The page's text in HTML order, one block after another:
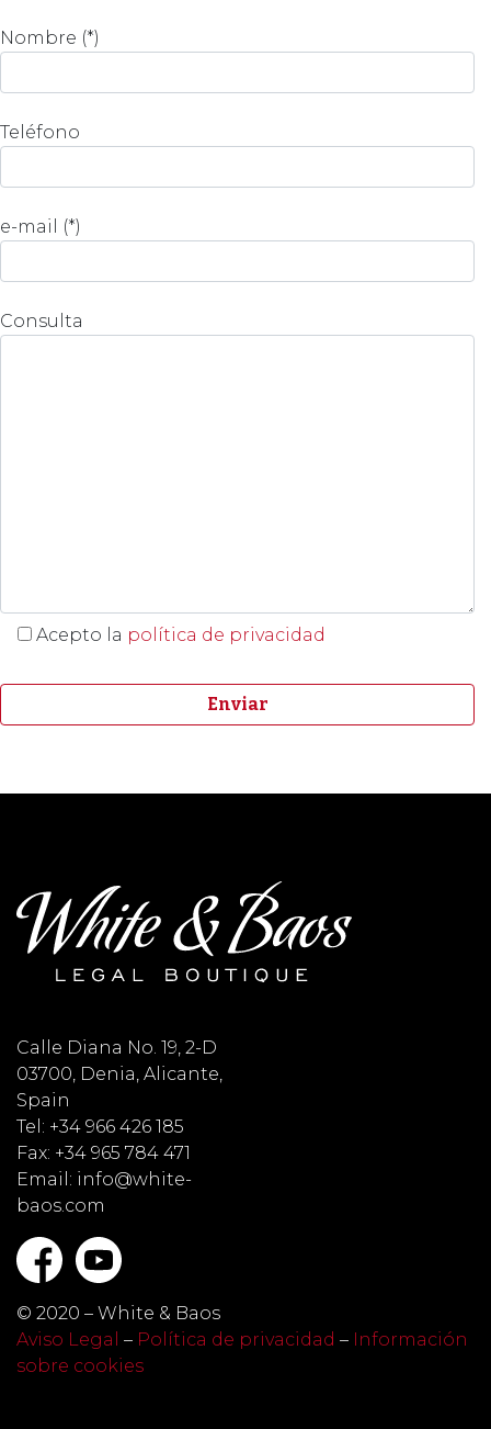
Nombre (*)
Teléfono
e-mail (*)
Consulta
Acepto la política de privacidad
Calle Diana No. 19, 2-D
03700, Denia, Alicante,
Spain
Tel: +34 966 426 185
Fax: +34 965 784 471
Email: info@white-
baos.com
© 2020 – White & Baos
Aviso Legal – Política de privacidad – Información
sobre cookies